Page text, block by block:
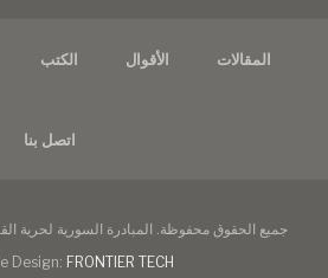
المقالات الأقوال الكتب
اتصل بنا
جميع الحقوق محفوظة. المبادرة السورية لحرية القائد
Design: FRONTIER TECH